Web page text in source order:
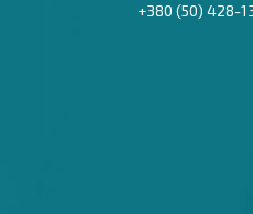
+380 (50) 428-